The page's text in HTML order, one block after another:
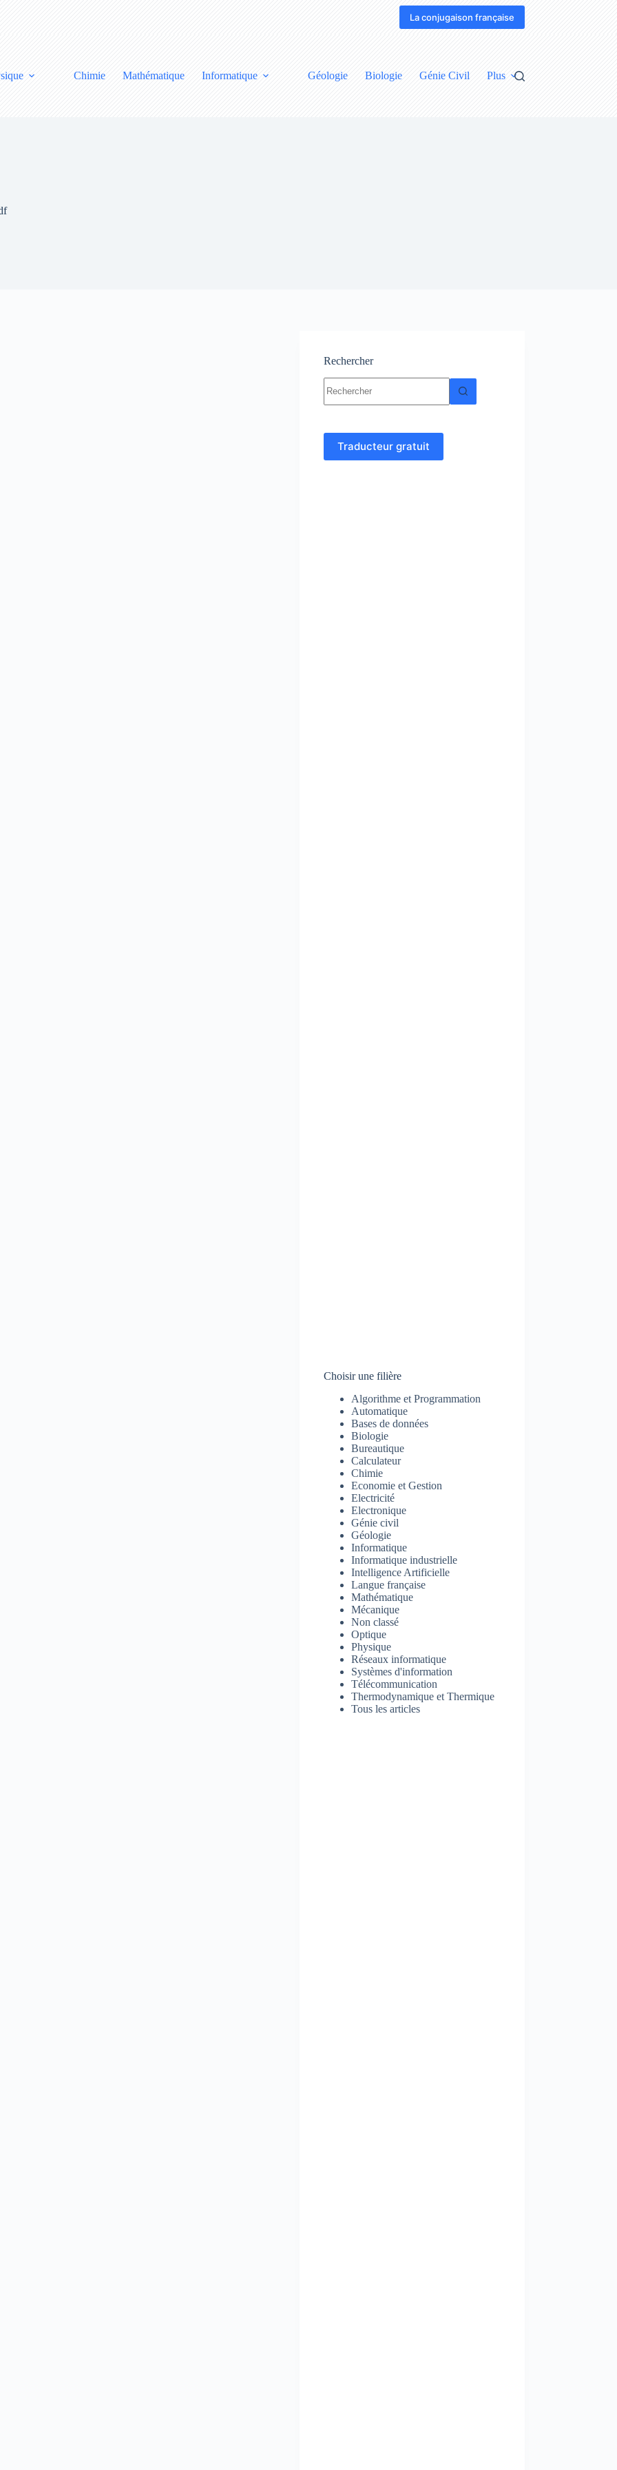
La conjugaison française
Chimie Mathématique Informatique Géologie Biologie Génie Civil Plus
Rechercher
résultat
Traducteur gratuit
Choisir une filière
Algorithme et Programmation
Automatique
Bases de données
Biologie
Bureautique
Calculateur
Chimie
Economie et Gestion
Electricité
Electronique
Génie civil
Géologie
Informatique
Informatique industrielle
Intelligence Artificielle
Langue française
Mathématique
Mécanique
Non classé
Optique
Physique
Réseaux informatique
Systèmes d'information
Télécommunication
Thermodynamique et Thermique
Tous les articles